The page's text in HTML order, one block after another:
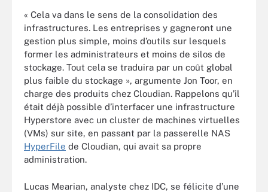
« Cela va dans le sens de la consolidation des
infrastructures. Les entreprises y gagneront une
gestion plus simple, moins d’outils sur lesquels
former les administrateurs et moins de silos de
stockage. Tout cela se traduira par un coût global
plus faible du stockage », argumente Jon Toor, en
charge des produits chez Cloudian. Rappelons qu’il
était déjà possible d’interfacer une infrastructure
Hyperstore avec un cluster de machines virtuelles
(VMs) sur site, en passant par la passerelle NAS
HyperFile de Cloudian, qui avait sa propre
administration.
Lucas Mearian, analyste chez IDC, se félicite d’une